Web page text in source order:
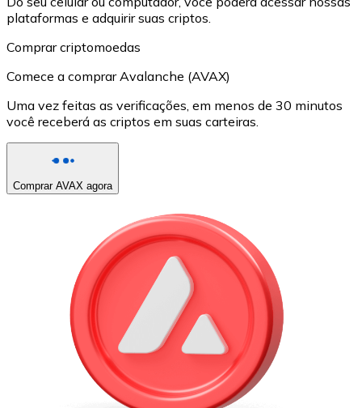
plataformas e adquirir suas criptos.
Comprar criptomoedas
Comece a comprar Avalanche (AVAX)
Uma vez feitas as verificações, em menos de 30 minutos
você receberá as criptos em suas carteiras.
Comprar AVAX agora